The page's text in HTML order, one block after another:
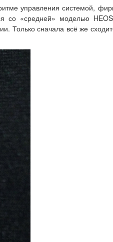
управления системой,
со «средней» моделью
Только сначала всё же